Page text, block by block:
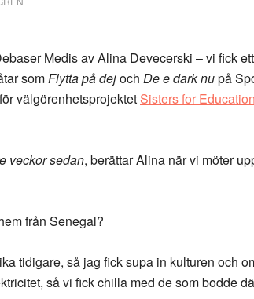
Medis av Alina Devecerski – vi fick
somFlytta på dejoch De e dark nupå
välgörenhetsprojektet Sisters for Education
veckor sedan, berättar Alina när vi möter
från Senegal?
tidigare, så jag fick supa in kulturen och
så vi fick chilla med de som bodde